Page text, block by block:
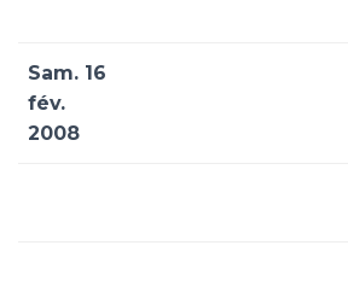
Sam. 16
fév.
2008